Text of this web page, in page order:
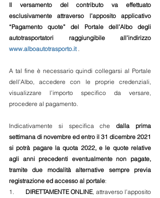
Il versamento del contributo va effettuato
esclusivamente attraverso l’apposito applicativo
“Pagamento quote” del Portale dell’Albo degli
www.alboautotrasporto.it .
A tal fine è necessario quindi collegarsi al Portale
dell’Albo, accedere con le proprie credenziali,
visualizzare l’importo specifico da versare,
procedere al pagamento.
Indicativamente si specifica che dalla prima
settimana di novembre ed entro il 31 dicembre 2021
si potrà pagare la quota 2022, e le quote relative
agli anni precedenti eventualmente non pagate,
tramite due modalità alternative sempre previa
registrazione ed accesso al portale:
1. DIRETTAMENTE ONLINE, attraverso l’apposito